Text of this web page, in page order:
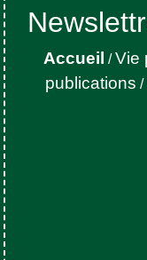
Accueil /Vie
publications /